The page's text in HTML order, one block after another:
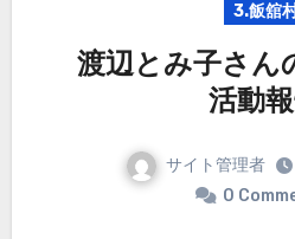
3.飯舘
渡辺とみ子さん
活動
サイト管理者
0